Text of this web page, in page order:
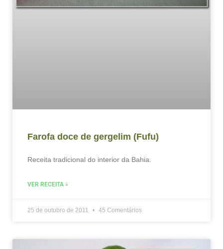
Farofa doce de gergelim (Fufu)
Receita tradicional do interior da Bahia.
VER RECEITA »
25 de outubro de 2011 45 Comentários